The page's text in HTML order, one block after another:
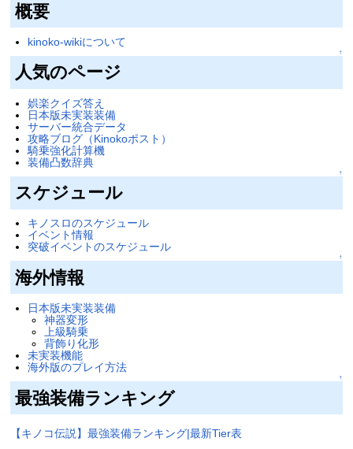
概要
kinoko-wikiについて
↑
人気のページ
娯楽クイズ答え
日本版未実装装備
サーバー統合データ
攻略ブログ（Kinokoポスト）
騎乗強化計算機
装備凸数辞典
↑
スケジュール
キノスロのスケジュール
イベント情報
突破イベントのスケジュール
↑
海外情報
日本版未実装装備
神器変形
上級騎乗
背飾り化形
未実装機能
海外版のプレイ方法
↑
最強装備ランキング
【キノコ伝説】最強装備ランキング|最新Tier表